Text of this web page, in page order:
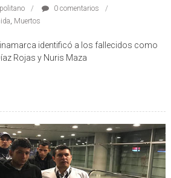
0 comentarios
, Muertos
identificó a los fallecidos como
Rojas y Nuris Maza